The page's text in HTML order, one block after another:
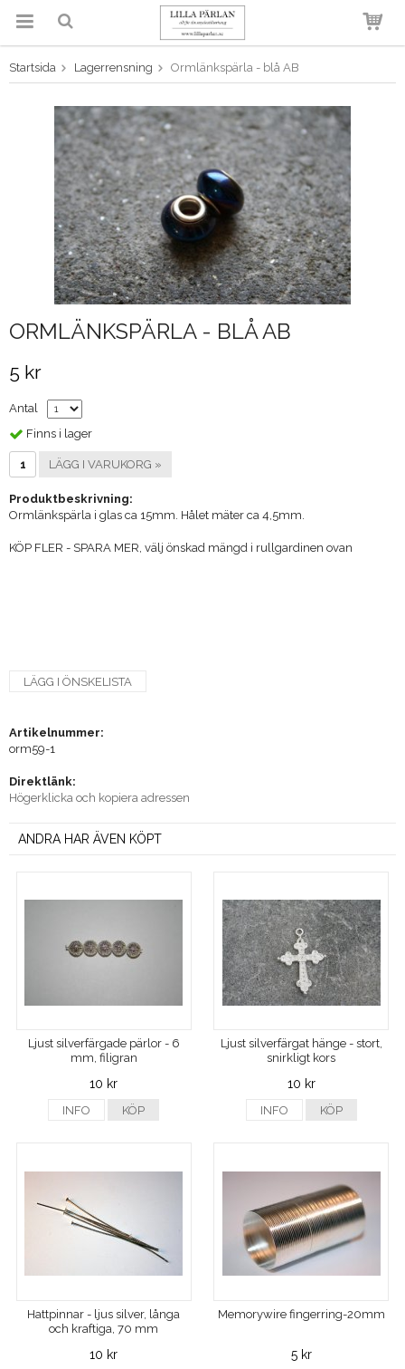
Produkten har blivit tillagd i
varukorgen
Startsida Lagerrensning Ormlänkspärla - blå AB
ORMLÄNKSPÄRLA - BLÅ AB
5 kr
Antal
Finns i lager
LÄGG I VARUKORG »
Produktbeskrivning:
Ormlänkspärla i glas ca 15mm. Hålet mäter ca 4,5mm.
KÖP FLER - SPARA MER, välj önskad mängd i rullgardinen ovan
LÄGG I ÖNSKELISTA
Artikelnummer:
orm59-1
Direktlänk:
Högerklicka och kopiera adressen
ANDRA HAR ÄVEN KÖPT
Ljust silverfärgade pärlor - 6
mm, filigran
10 kr
INFO KÖP
Ljust silverfärgat hänge - stort,
snirkligt kors
10 kr
INFO KÖP
Hattpinnar - ljus silver, långa
och kraftiga, 70 mm
10 kr
Memorywire fingerring-20mm
5 kr